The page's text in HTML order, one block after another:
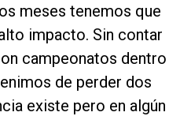
meses tenemos que
impacto. Sin contar
campeonatos dentro
de perder dos
existe pero en algún